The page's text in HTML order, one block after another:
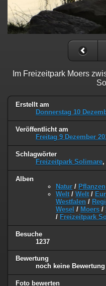
Im Freizeitpark Moers
Erstellt am
Donnerstag 10
Veröffentlicht am
Freitag 9 Dezember
Schlagwörter
Freizeitpark Solimare,
Alben
Natur / Pflanzen
Welt / Welt /
Westfalen /
Wesel / Moers /
/ Freizeitpark
Besuche
1237
Bewertung
noch keine Bewertung
Foto bewerten